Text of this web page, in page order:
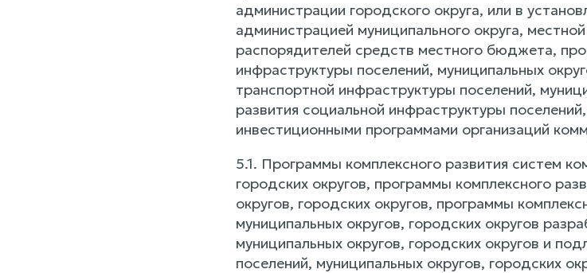
администрации городского округа, или в
администрацией муниципального округа,
распорядителей средств местного бюджета,
инфраструктуры поселений, муниципальных
транспортной инфраструктуры поселений,
развития социальной инфраструктуры
инвестиционными программами организаций
5.1. Программы комплексного развития систем
городских округов, программы комплексного
округов, городских округов, программы
муниципальных округов, городских округов
муниципальных округов, городских округов и
поселений, муниципальных округов, городских